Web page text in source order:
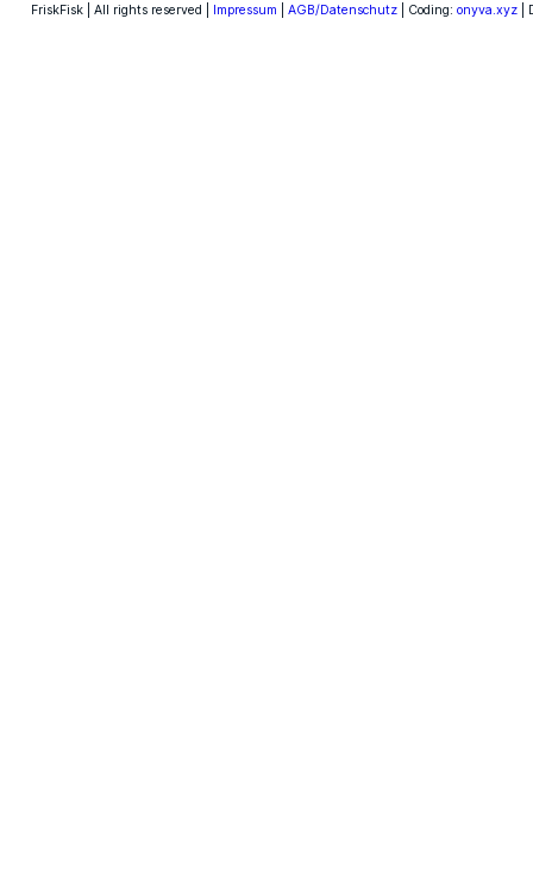
FriskFisk | All rights reserved | Impressum AGB/Datenschutz| Coding: onyva.xyz|